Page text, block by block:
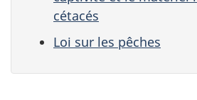
cétacés
Loi sur les pêches